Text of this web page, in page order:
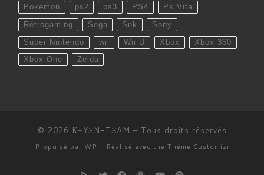
Pokémon ps2 ps3 PS4 Ps Vita
Rétrogaming Sega Snk Sony
Super Nintendo wii Wii U Xbox Xbox 360
Xbox One Zelda
© 2026 K-YΞN-TΞAM – Tous droits réservés
Propulsé par WP – Réalisé avec the Thème Customizr